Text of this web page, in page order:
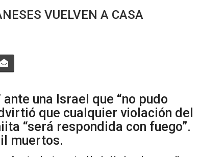
VUELVEN A CASA
una Israel que “no pudo
que cualquier violación del
“será respondida con fuego”.
muertos.